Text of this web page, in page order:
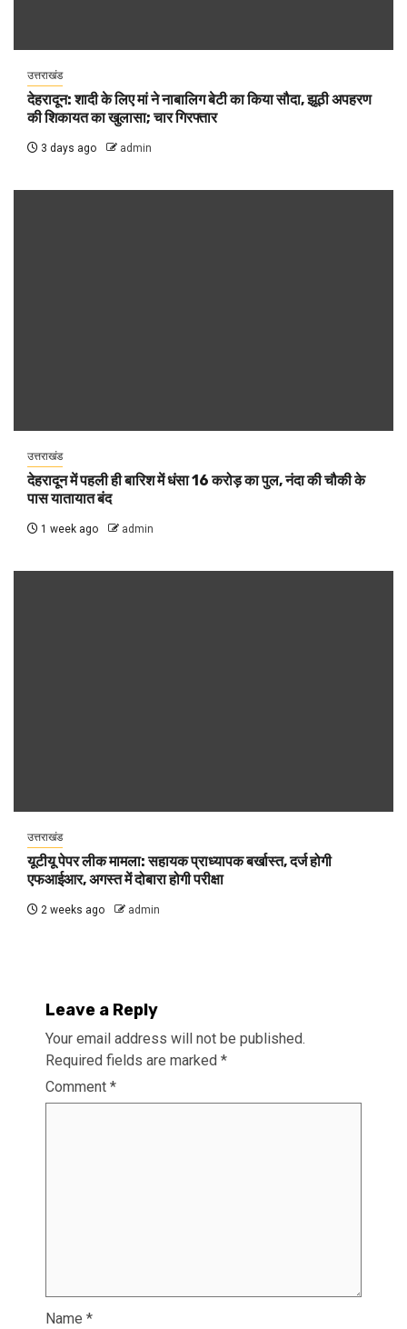
उत्तराखंड
देहरादून: शादी के लिए मां ने नाबालिग बेटी का किया सौदा, झूठी अपहरण
की शिकायत का खुलासा; चार गिरफ्तार
3 days ago admin
उत्तराखंड
देहरादून में पहली ही बारिश में धंसा 16 करोड़ का पुल, नंदा की चौकी के
पास यातायात बंद
1 week ago admin
उत्तराखंड
यूटीयू पेपर लीक मामला: सहायक प्राध्यापक बर्खास्त, दर्ज होगी
एफआईआर, अगस्त में दोबारा होगी परीक्षा
2 weeks ago admin
Leave a Reply
Your email address will not be published.
Required fields are marked *
Comment *
Name *